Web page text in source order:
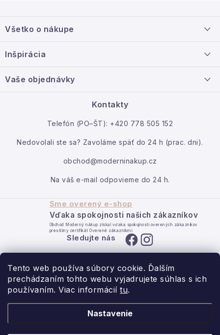
Tento web používa súbory cookie. Ďalším
prechádzaním tohto webu vyjadrujete súhlas s ich
používaním. Viac informácií tu.
Nastavenie
p
ä
Všetko o nákupe
Veľkoobchodná spolupráca
Inšpirácia
Vaše objednávky
Kontakty
Telefón (PO–ŠT): +420 778 505 152
Nedovolali ste sa? Zavoláme späť do 24 h (prac. dni).
obchod@moderninakup.cz
Na váš e-mail odpovieme do 24 h.
Sme overený e-shop
Vďaka spokojnosti našich zákazníkov
Obchod Moderný nákup získal vďaka spokojnosti overených zákazníkov
prestížny certifikát Overené zákazníkmi.
Sledujte nás
- pre domov s láskou.